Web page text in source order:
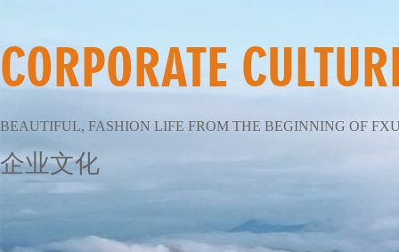
CORPORATE
BEAUTIFUL, FASHION LIFE FROM THE BEGINNING OF
企业文化